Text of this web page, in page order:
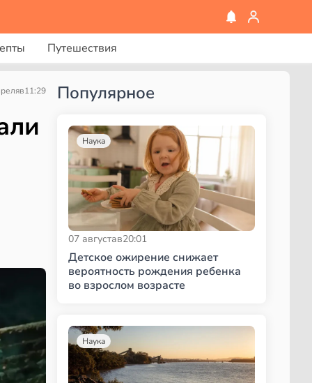
Путешествия
в11:29 Популярное
Наука
07 августав20:01
Детское ожирение снижает
вероятность рождения ребенка
во взрослом возрасте
Наука